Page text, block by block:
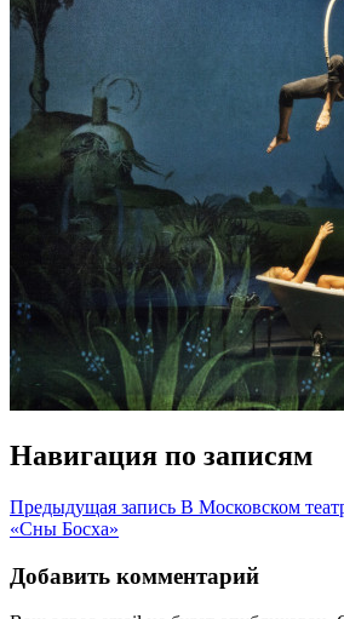
Навигация по записям
Предыдущая запись В Московском
«Сны Босха»
Добавить комментарий